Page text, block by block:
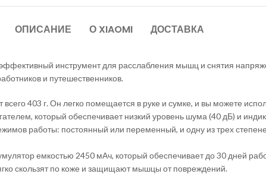
ОПИСАНИЕ О XIAOMI ДОСТАВКА
инструмент для расслабления мышц и снятия
и путешественников.
403 г. Он легко помещается в руке и сумке, и вы можете
который обеспечивает низкий уровень шума (40 дБ) и
работы: постоянный или переменный, и одну из трех
емкостью 2450 мАч, который обеспечивает до 30 дней
скользят по коже и защищают мышцы от повреждений.